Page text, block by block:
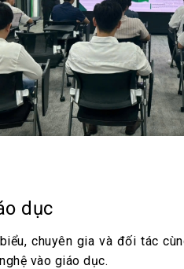
dục
chuyên gia và đối tác
vào giáo dục.